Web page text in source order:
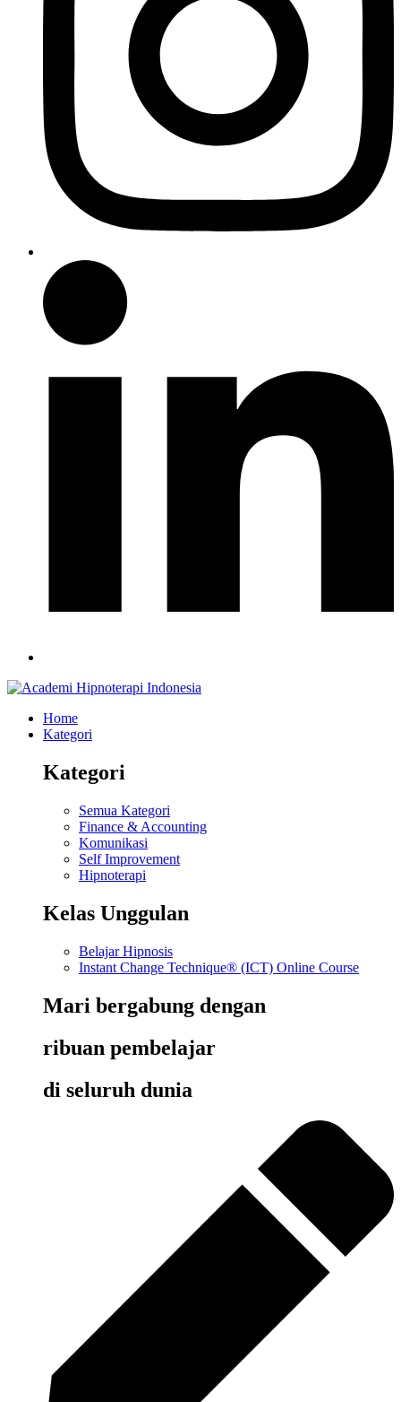
Home
Kategori
Kategori
Semua Kategori
Finance & Accounting
Komunikasi
Self Improvement
Hipnoterapi
Kelas Unggulan
Belajar Hipnosis
Instant Change Technique® (ICT) Online Course
Mari bergabung dengan
ribuan pembelajar
di seluruh dunia